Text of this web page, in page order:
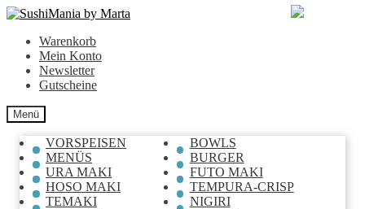
Zur
springen
Zum
springenWarenkorb
Mein Konto
Newsletter
Gutscheine
Menü
VORSPEISEN
BOWLS
MENÜS
BURGER
URA MAKI
FUTO MAKI
HOSO MAKI
TEMPURA-CRISP
TEMAKI
NIGIRI